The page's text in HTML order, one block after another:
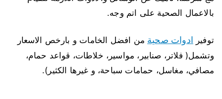
بالاعمال الصحية على اتم وجه.
توفير ادوات صحية من افضل الخامات و بارخص الاسعار
وتشمل( فلاتر، صنابير، مواسير، خلاطات، قواعد حمام،
مصافي، مغاسل، حمامات سباحة، و غيرها الكثير).